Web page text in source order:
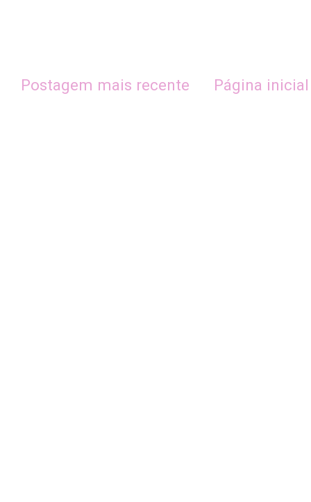
Postagem mais recente Página inicial